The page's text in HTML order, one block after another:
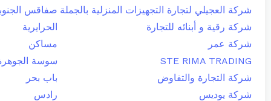
شركة العجيلي لتجارة التجهيزات المنزلية بالجملة صفاقس
شركة رقية و أبنائه للتجارة
الحرايرية
شركة عمر
مساكن
STE RIMA TRADING
سوسة
شركة التجارة والتفاوض
باب بحر
شركة يوديس
رادس